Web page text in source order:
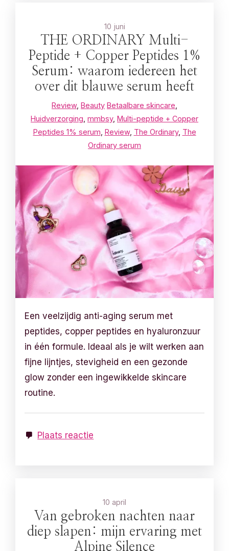
10 juni
THE ORDINARY Multi-
Peptide + Copper Peptides 1%
Serum: waarom iedereen het
over dit blauwe serum heeft
Review, Beauty Betaalbare skincare
Huidverzorging mmbsy, Multi-peptide + Copper
Peptides 1% serum Review, The Ordinary, The
Ordinary serum
Een veelzijdig anti-aging serum met
peptides, copper peptides en hyaluronzuur
in één formule. Ideaal als je wilt werken aan
fijne lijntjes, stevigheid en een gezonde
glow zonder een ingewikkelde skincare
routine.
Plaats reactie
10 april
Van gebroken nachten naar
diep slapen: mijn ervaring met
Alpine Silence